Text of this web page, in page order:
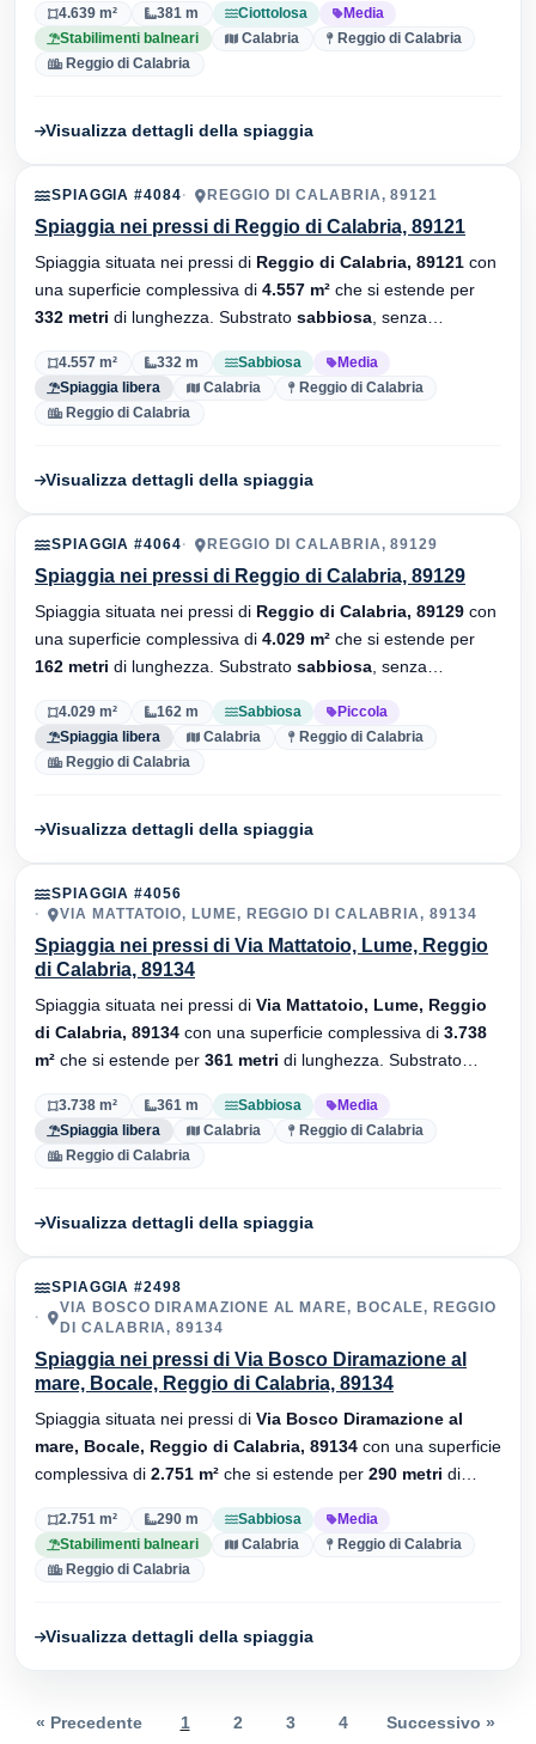
4.639 m² 381 m Ciottolosa
Media
Stabilimenti balneari
Calabria
Reggio di Calabria
Reggio di Calabria
Visualizza dettagli della spiaggia
SPIAGGIA #4084 REGGIO DI CALABRIA, 89121
Spiaggia nei pressi di Reggio di Calabria, 89121
Spiaggia situata nei pressi di Reggio di Calabria, 89121 con
una superficie complessiva di 4.557 m² che si estende per
332 metri di lunghezza. Substrato sabbiosa , senza
4.557 m² 332 m Sabbiosa
Media
Spiaggia libera
Calabria
Reggio di Calabria
Reggio di Calabria
Visualizza dettagli della spiaggia
SPIAGGIA #4064 REGGIO DI CALABRIA, 89129
Spiaggia nei pressi di Reggio di Calabria, 89129
Spiaggia situata nei pressi di Reggio di Calabria, 89129 con
una superficie complessiva di 4.029 m² che si estende per
162 metri di lunghezza. Substrato sabbiosa , senza
4.029 m² 162 m Sabbiosa
Piccola
Spiaggia libera
Calabria
Reggio di Calabria
Reggio di Calabria
Visualizza dettagli della spiaggia
SPIAGGIA #4056
VIA MATTATOIO, LUME, REGGIO DI CALABRIA, 89134
Spiaggia nei pressi di Via Mattatoio, Lume, Reggio
di Calabria, 89134
Spiaggia situata nei pressi di Via Mattatoio, Lume, Reggio
di Calabria, 89134 con una superficie complessiva di 3.738
m² che si estende per 361 metri di lunghezza. Substrato
3.738 m² 361 m Sabbiosa
Media
Spiaggia libera
Calabria
Reggio di Calabria
Reggio di Calabria
Visualizza dettagli della spiaggia
SPIAGGIA #2498
VIA BOSCO DIRAMAZIONE AL MARE, BOCALE, REGGIO
DI CALABRIA, 89134
Spiaggia nei pressi di Via Bosco Diramazione al
mare, Bocale, Reggio di Calabria, 89134
Spiaggia situata nei pressi di Via Bosco Diramazione al
mare, Bocale, Reggio di Calabria, 89134 con una superficie
complessiva di 2.751 m² che si estende per 290 metri di
balneari.
2.751 m² 290 m Sabbiosa
Media
Stabilimenti balneari
Calabria
Reggio di Calabria
Reggio di Calabria
Visualizza dettagli della spiaggia
« Precedente 1 2 3 4 Successivo »